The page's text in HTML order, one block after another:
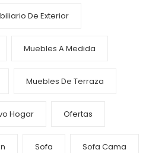
De Exterior
Muebles A Medida
Muebles De Terraza
Hogar Ofertas
Sofa Sofa Cama